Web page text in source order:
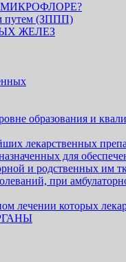
путем (ЗППП)
ЖЕЛЕЗ
образования и
лекарственных
для
и родственных им
при
лечении которых